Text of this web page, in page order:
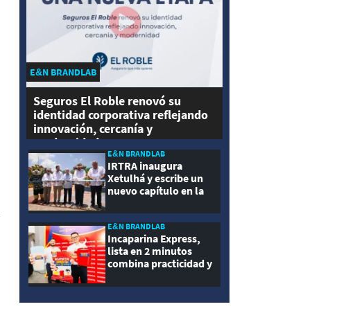
E&N BRANDLAB
Seguros El Roble renovó su
identidad corporativa reflejando
innovación, cercanía y
modernidad
E&N BRANDLAB
IRTRA inaugura
Xetulhá y escribe un
nuevo capítulo en la
recreación de
Guatemala
E&N BRANDLAB
Incaparina Express,
lista en 2 minutos
combina practicidad y